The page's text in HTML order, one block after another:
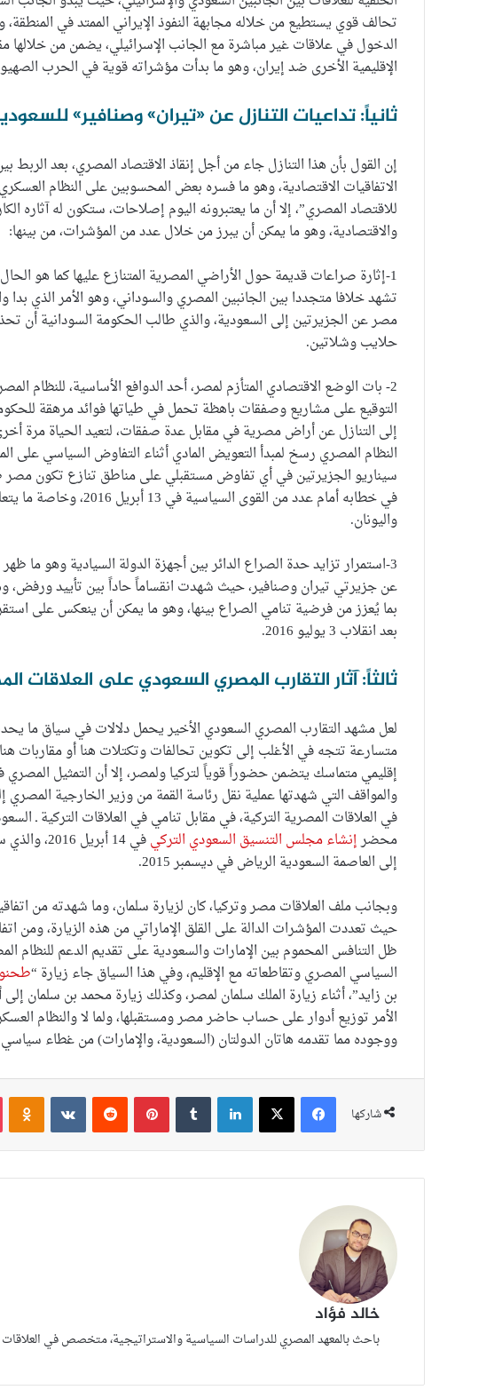
تحالف قوي يستطيع من خلاله مجابهة النفوذ الإيراني الممتد في
الدخول في علاقات غير مباشرة مع الجانب الإسرائيلي، يضمن من خلالها
الإقليمية الأخرى ضد إيران، وهو ما بدأت مؤشراته قوية في الحرب
ثانياً: تداعيات التنازل عن «تيران» وصنافير»
إن القول بأن هذا التنازل جاء من أجل إنقاذ الاقتصاد المصري، بعد الربط
الاتفاقيات الاقتصادية، وهو ما فسره بعض المحسوبين على النظام
للاقتصاد المصري”، إلا أن ما يعتبرونه اليوم إصلاحات، ستكون له آثاره
والاقتصادية، وهو ما يمكن أن يبرز من خلال عدد من المؤشرات، من بينها:
1-إثارة صراعات قديمة حول الأراضي المصرية المتنازع عليها كما هو
تشهد خلافا متجددا بين الجانبين المصري والسوداني، وهو الأمر الذي بدا
مصر عن الجزيرتين إلى السعودية، والذي طالب الحكومة السودانية أن
حلايب وشلاتين.
2- بات الوضع الاقتصادي المتأزم لمصر، أحد الدوافع الأساسية، للنظام
التوقيع على مشاريع وصفقات باهظة تحمل في طياتها فوائد مرهقة
إلى التنازل عن أراض مصرية في مقابل عدة صفقات، لتعيد الحياة مرة
النظام المصري رسخ لمبدأ التعويض المادي أثناء التفاوض السياسي على
سيناريو الجزيرتين في أي تفاوض مستقبلي على مناطق تنازع تكون مصر
في خطابه أمام عدد من القوى
واليونان.
3-استمرار تزايد حدة الصراع الدائر بين أجهزة الدولة السيادية وهو ما
عن جزيرتي تيران وصنافير، حيث شهدت انقساماً حاداً بين تأييد ورفض،
بما يُعزز من فرضية تنامي الصراع بينها، وهو ما يمكن أن ينعكس على
بعد انقلاب 3 يوليو 2016.
ثالثاً: آثار التقارب المصري السعودي على العلاقات
لعل مشهد التقارب المصري السعودي الأخير يحمل دلالات في سياق ما
متسارعة تتجه في الأغلب إلى تكوين تحالفات وتكتلات هنا أو مقاربات
إقليمي متماسك يتضمن حضوراً قوياً لتركيا ولمصر، إلا أن التمثيل المصري
والمواقف التي شهدتها عملية نقل رئاسة القمة من وزير الخارجية المصري
في العلاقات المصرية التركية، في مقابل تنامي في العلاقات التركية ـ
محضرإنشاء مجلس التنسيق السعودي التركي
في 14
إلى العاصمة السعودية الرياض في ديسمبر 2015.
وبجانب ملف العلاقات مصر وتركيا، كان لزيارة سلمان، وما شهدته من
حيث تعددت المؤشرات الدالة على القلق الإماراتي من هذه الزيارة، ومن
ظل التنافس المحموم بين الإمارات والسعودية على تقديم الدعم للنظام
السياسي المصري وتقاطعاته مع الإقليم، وفي هذا السياق جاء زيارة “
بن زايد”، أثناء زيارة الملك سلمان لمصر، وكذلك زيارة محمد بن سلمان
الأمر توزيع أدوار على حساب حاضر مصر ومستقبلها، ولما لا والنظام
ووجوده مما تقدمه هاتان الدولتان (السعودية، والإمارات) من غطاء
شاركها
فيسبوك ‫X لينكدإن بينتيريست
خالد فؤاد
باحث بالمعهد المصري للدراسات السياسية والاستراتيجية، متخصص في العلاقات